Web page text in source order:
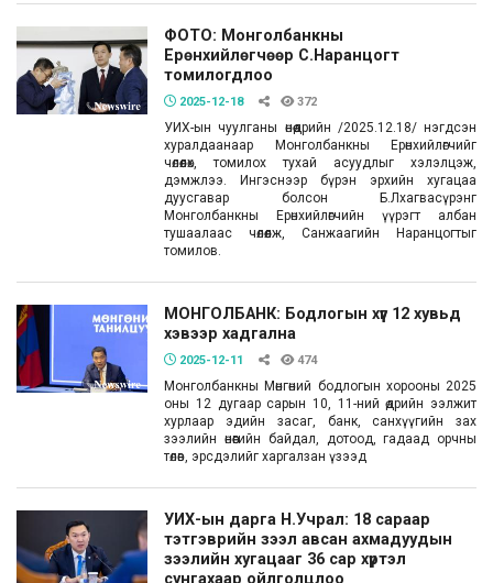
ФОТО: Монголбанкны
Ерөнхийлөгчөөр С.Наранцогт
томилогдлоо
2025-12-18 372
УИХ-ын чуулганы өнөөдрийн /2025.12.18/ нэгдсэн
хуралдаанаар Монголбанкны Ерөнхийлөгчийг
чөлөөлөх, томилох тухай асуудлыг хэлэлцэж,
дэмжлээ. Ингэснээр бүрэн эрхийн хугацаа
дуусгавар болсон Б.Лхагвасүрэнг
Монголбанкны Ерөнхийлөгчийн үүрэгт албан
тушаалаас чөлөөлж, Санжаагийн Наранцогтыг
томилов.
МОНГОЛБАНК: Бодлогын хүүг 12 хувьд
хэвээр хадгална
2025-12-11 474
Монголбанкны Мөнгөний бодлогын хорооны 2025
оны 12 дугаар сарын 10, 11-ний өдрийн ээлжит
хурлаар эдийн засаг, банк, санхүүгийн зах
зээлийн өнөөгийн байдал, дотоод, гадаад орчны
төлөв, эрсдэлийг харгалзан үзээд
УИХ-ын дарга Н.Учрал: 18 сараар
тэтгэврийн зээл авсан ахмадуудын
зээлийн хугацааг 36 сар хүртэл
сунгахаар ойлголцлоо